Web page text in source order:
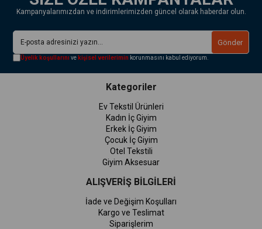
Kampanyalarımızdan ve indirimlerimizden güncel olarak haberdar olun.
Gönder
Üyelik koşullarını ve kişisel verilerimin korunmasını kabul ediyorum.
Kategoriler
Ev Tekstil Ürünleri
Kadın İç Giyim
Erkek İç Giyim
Çocuk İç Giyim
Otel Tekstili
Giyim Aksesuar
ALIŞVERİŞ BİLGİLERİ
İade ve Değişim Koşulları
Kargo ve Teslimat
Siparişlerim